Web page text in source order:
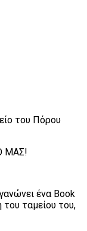
του Πόρου
ΜΑΣ!
ένα Book
του ταμείου του,